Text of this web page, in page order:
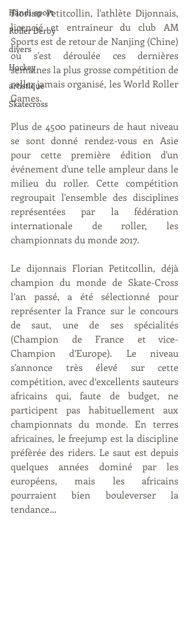
Handi-sport
Roller Derby
divers
Hockey
artistique
Skatecross
Florian Petitcollin, l'athlète Dijonnais,
licencié et entraineur du club AM
Sports est de retour de Nanjing (Chine)
où s'est déroulée ces dernières
semaines la plus grosse compétition de
roller jamais organisé, les World Roller
Games.
Plus de 4500 patineurs de haut niveau
se sont donné rendez-vous en Asie
pour cette première édition d'un
événement d'une telle ampleur dans le
milieu du roller. Cette compétition
regroupait l'ensemble des disciplines
représentées par la fédération
internationale de roller, les
championnats du monde 2017.
Le dijonnais Florian Petitcollin, déjà
champion du monde de Skate-Cross
l’an passé, a été sélectionné pour
représenter la France sur le concours
de saut, une de ses spécialités
(Champion de France et vice-
Champion d’Europe). Le niveau
s'annonce très élevé sur cette
compétition, avec d’excellents sauteurs
africains qui, faute de budget, ne
participent pas habituellement aux
championnats du monde. En terres
africaines, le freejump est la discipline
préfèrée des riders. Le saut est depuis
quelques années dominé par les
européens, mais les africains
pourraient bien bouleverser la
tendance…